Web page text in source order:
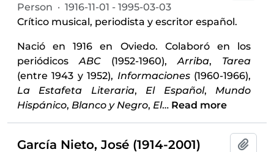
Person · 1916-11-01 - 1995-03-03
Crítico musical, periodista y escritor español.
Nació en 1916 en Oviedo. Colaboró en los
periódicosABC (1952-1960), Arriba, Tarea
(entre 1943 y 1952), Informaciones(1960-1966),
La Estafeta Literaria, El Español, Mundo
Hispánico, Blanco y Negro, El… Read more
García Nieto, José (1914-2001)